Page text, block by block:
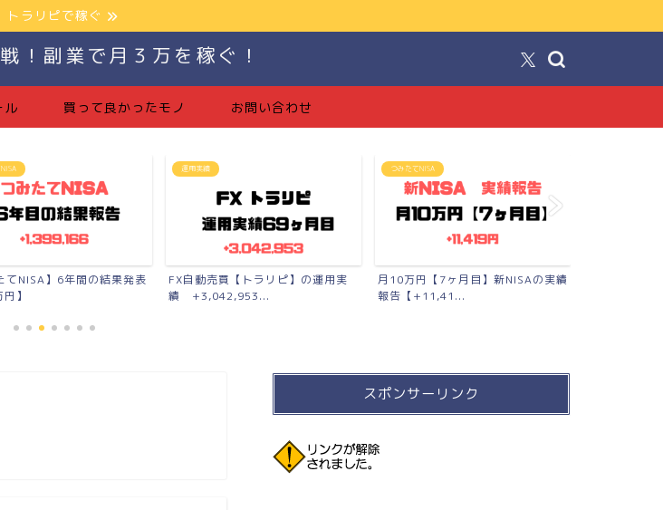
トラリピで稼ぐ
！副業で月３万を稼ぐ！
ル 買って良かったモノ お問い合わせ
買【トラリピ】の運用実
つみたてNISA
月10万円【7ヶ月目】新NISAの実績
報告【+11,41...
FX投資【トラリピ】
【完全版】トラリピの始め方【準備
品〜口座開設〜勉強法まで...
スポンサーリンク